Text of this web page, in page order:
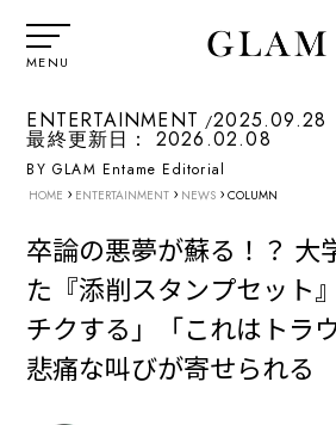
MENU
ENTERTAINMENT 2025.09.28
最終更新日： 2026.02.08
BY GLAM Entame Editorial
HOME › ENTERTAINMENT › NEWS › COLUMN
卒論の悪夢が蘇る！？ 大
た『添削スタンプセット
チクする」「これはトラ
悲痛な叫びが寄せられる